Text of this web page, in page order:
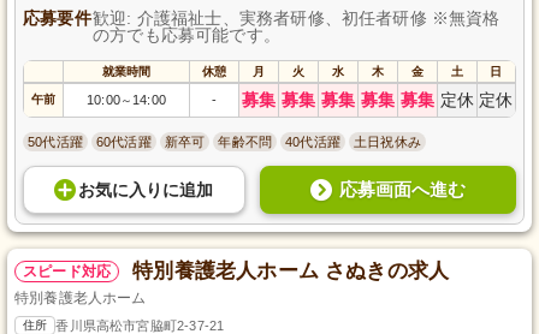
応募要件歓迎: 介護福祉士、実務者研修、初任者研修 ※無資格
の方でも応募可能です。
就業時間 休憩 月 火 水 木 金 土 日
午前 10:00～ 14:00 - 募集 募集 募集 募集 募集 定休 定休
50代活躍 60代活躍 新卒可 年齢不問 40代活躍 土日祝休み
お気に入り に追加 応募画面へ進む
スピード対応 特別養護老人ホーム さぬきの求人
特別養護老人ホーム
住所 香川県高松市宮脇町2-37-21